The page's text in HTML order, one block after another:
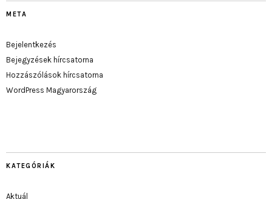
META
Bejelentkezés
Bejegyzések hírcsatorna
Hozzászólások hírcsatorna
WordPress Magyarország
KATEGÓRIÁK
Aktuál